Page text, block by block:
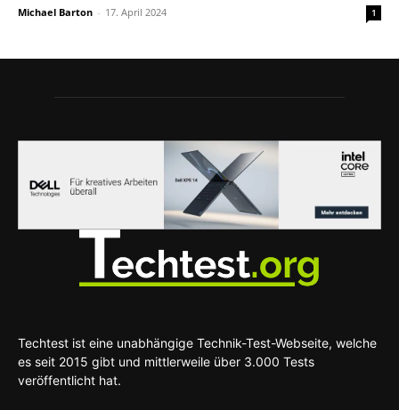
Michael Barton - 17. April 2024 1
Techtest ist eine unabhängige Technik-Test-Webseite, welche
es seit 2015 gibt und mittlerweile über 3.000 Tests
veröffentlicht hat.